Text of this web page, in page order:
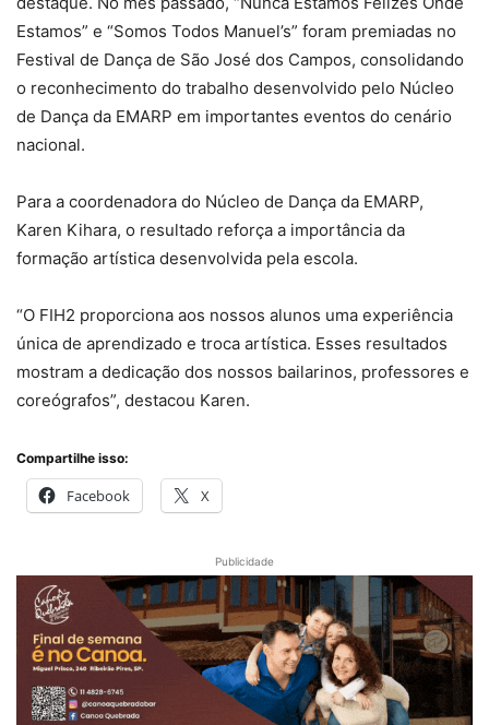
Estamos” e “Somos Todos Manuel’s” foram premiadas no
Festival de Dança de São José dos Campos, consolidando
o reconhecimento do trabalho desenvolvido pelo Núcleo
de Dança da EMARP em importantes eventos do cenário
nacional.
Para a coordenadora do Núcleo de Dança da EMARP,
Karen Kihara, o resultado reforça a importância da
formação artística desenvolvida pela escola.
“O FIH2 proporciona aos nossos alunos uma experiência
única de aprendizado e troca artística. Esses resultados
mostram a dedicação dos nossos bailarinos, professores e
coreógrafos”, destacou Karen.
Compartilhe isso:
Facebook X
Publicidade